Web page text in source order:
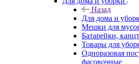
Назад
Для дома и
Мешки для
Батарейки,
Товары для
Одноразовая
фасовочные